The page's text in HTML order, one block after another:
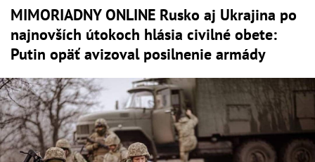
MIMORIADNY ONLINE Rusko aj Ukrajina po
najnovších útokoch hlásia civilné obete:
Putin opäť avizoval posilnenie armády